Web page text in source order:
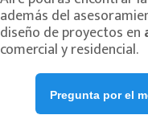
además del
diseño de proyectos en
comercial y residencial.
Pregunta por el